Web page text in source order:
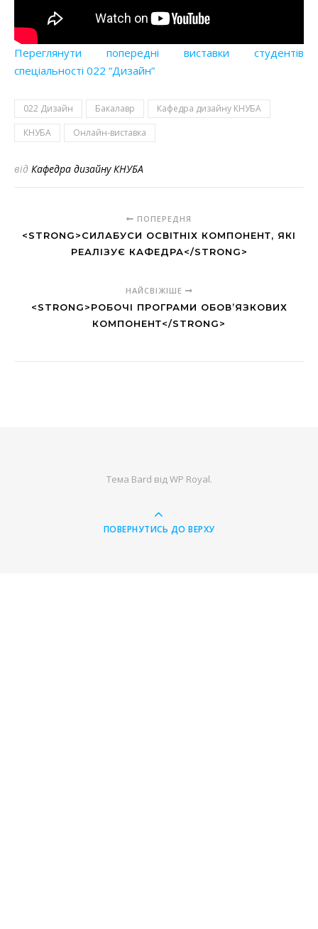
Переглянути попередні виставки студентів
спеціальності 022 “Дизайн”
022 Дизайн Бакалавр
Кафедра дизайну КНУБА
КНУБА
Онлайн-виставка
від Кафедра дизайну КНУБА
ПОПЕРЕДНЯ
<STRONG>СИЛАБУСИ ОСВІТНІХ КОМПОНЕНТ, ЯКІ
РЕАЛІЗУЄ КАФЕДРА</STRONG>
НАЙСВІЖІШЕ
<STRONG>РОБОЧІ ПРОГРАМИ ОБОВ’ЯЗКОВИХ
КОМПОНЕНТ</STRONG>
Тема Bard відWP Royal.
ПОВЕРНУТИСЬ ДО ВЕРХУ